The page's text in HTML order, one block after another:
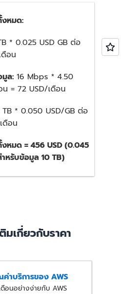
งหมด:
* 0.025 USD GB ต่อ
ดือน
มูล: 16 Mbps * 4.50
= 72 USD/เดือน
TB * 0.050 USD/GB ต่อ
ดือน
งหมด = 456 USD (0.045
หรับข้อมูล 10 TB)
เกี่ยวกับราคา
าบริการของ AWS
อนอย่างง่ายกับ AWS